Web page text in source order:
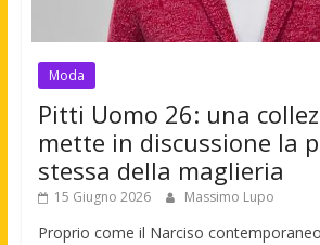
Moda
Pitti Uomo 26: una
mette in discussione la
stessa della maglieria
15 Giugno 2026 Massimo Lupo
Proprio come il Narciso